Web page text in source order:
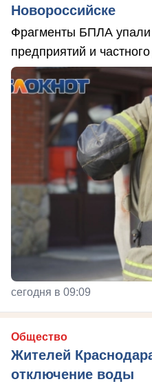
Новороссийске
Фрагменты БПЛА упали
предприятий и
сегодня в 09:09
Общество
Жителей
отключение воды